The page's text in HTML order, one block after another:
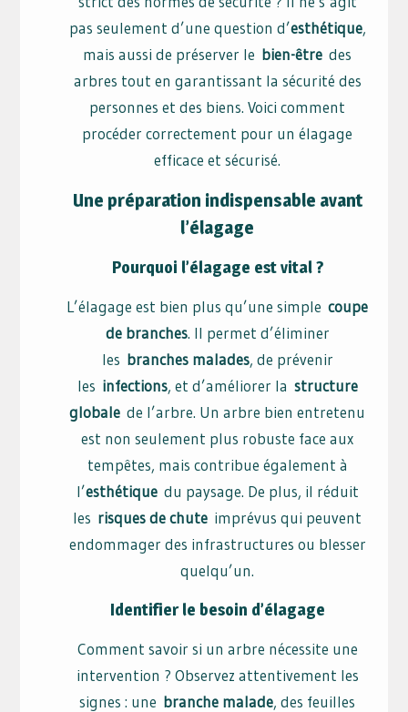
pas seulement d’une question d’esthétique,
mais aussi de préserver le bien-être des
arbres tout en garantissant la sécurité des
personnes et des biens. Voici comment
procéder correctement pour un élagage
efficace et sécurisé.
Une préparation indispensable avant
l’élagage
Pourquoi l’élagage est vital ?
L’élagage est bien plus qu’une simplecoupe
de branches. Il permet d’éliminer
les branches malades, de prévenir
les infections, et d’améliorer la structure
globale de l’arbre. Un arbre bien entretenu
est non seulement plus robuste face aux
tempêtes, mais contribue également à
l’esthétiquedu paysage. De plus, il réduit
les risques de chute imprévus qui peuvent
endommager des infrastructures ou blesser
quelqu’un.
Identifier le besoin d’élagage
Comment savoir si un arbre nécessite une
intervention ? Observez attentivement les
signes : une branche malade, des feuilles